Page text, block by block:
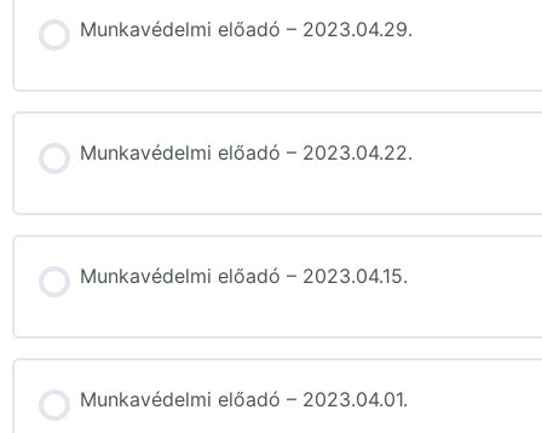
Munkavédelmi előadó – 2023.04.29.
Munkavédelmi előadó – 2023.04.22.
Munkavédelmi előadó – 2023.04.15.
Munkavédelmi előadó – 2023.04.01.